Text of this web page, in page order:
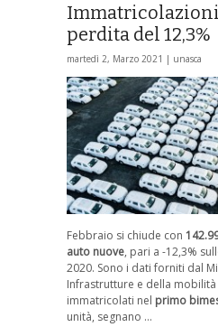
perdita del 12,3%
martedì 2, Marzo 2021 | unasca
Febbraio si chiude con
auto nuove, pari a -12,3%
2020. Sono i dati forniti dal
Infrastrutture e della
immatricolati nel primo
unità, segnano …